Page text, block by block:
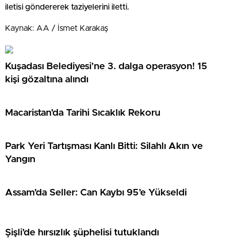
iletisi göndererek taziyelerini iletti.
Kaynak: AA / İsmet Karakaş
Kuşadası Belediyesi’ne 3. dalga operasyon! 15
kişi gözaltına alındı
Macaristan’da Tarihi Sıcaklık Rekoru
Park Yeri Tartışması Kanlı Bitti: Silahlı Akın ve
Yangın
Assam’da Seller: Can Kaybı 95’e Yükseldi
Şişli’de hırsızlık şüphelisi tutuklandı